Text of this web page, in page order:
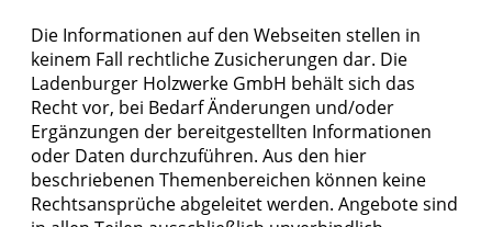
Die Informationen auf den Webseiten stellen in
keinem Fall rechtliche Zusicherungen dar. Die
Ladenburger Holzwerke GmbH behält sich das
Recht vor, bei Bedarf Änderungen und/oder
Ergänzungen der bereitgestellten Informationen
oder Daten durchzuführen. Aus den hier
beschriebenen Themenbereichen können keine
Rechtsansprüche abgeleitet werden. Angebote sind